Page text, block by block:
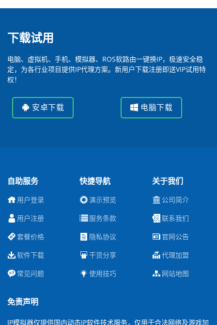
下载试用
电脑、虚拟机、手机、模拟器、ROS软路由一键换IP，极速安全稳
定，为各行业项目提供IP代理方案。新用户下载注册即送VIP试用特
权！
安卓下载 电脑下载
自助服务
用户登录
用户注册
套餐价格
软件下载
常见问题
快捷导航
演示预览
服务条款
隐私协议
干货分享
使用技巧
关于我们
公司简介
联系我们
官网公告
代理加盟
网站地图
免责声明
IP模拟器仅提供国内动态IP软件技术服务，仅用于合法网络及游戏加